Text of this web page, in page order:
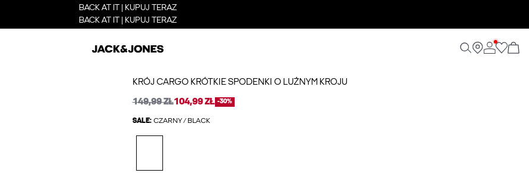
BACK AT IT | KUPUJ TERAZ
BACK AT IT | KUPUJ TERAZ
KRÓJ CARGO KRÓTKIE SPODENKI O LUŹNYM KROJU
149,99 ZŁ104,99 ZŁ -30%
SALE: CZARNY / BLACK